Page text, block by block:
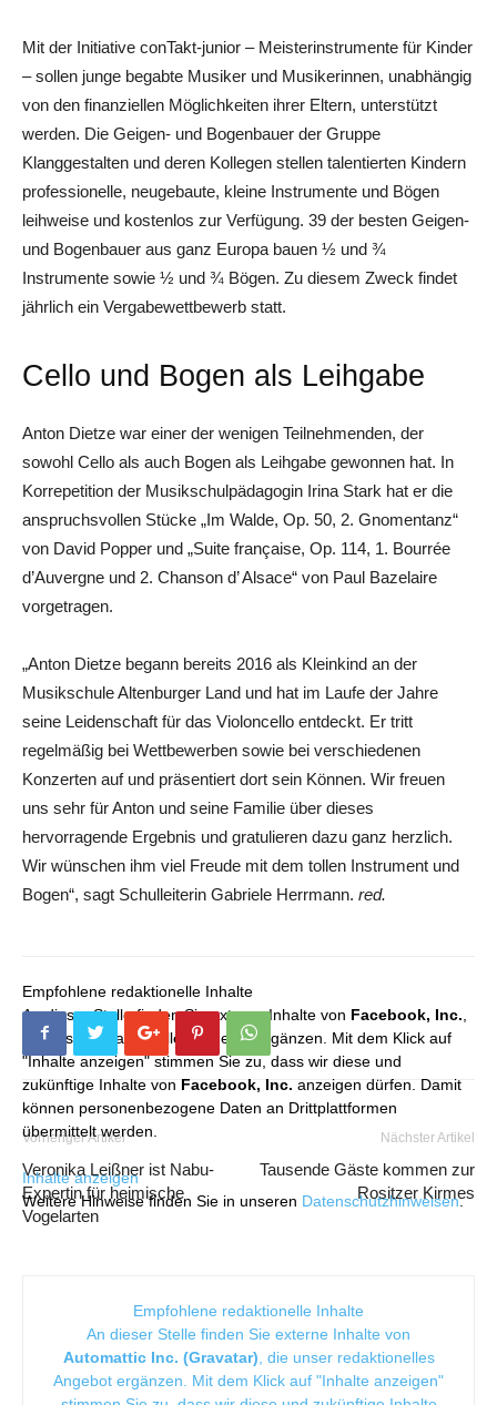
Mit der Initiative conTakt-junior – Meisterinstrumente für Kinder
– sollen junge begabte Musiker und Musikerinnen, unabhängig
von den finanziellen Möglichkeiten ihrer Eltern, unterstützt
werden. Die Geigen- und Bogenbauer der Gruppe
Klanggestalten und deren Kollegen stellen talentierten Kindern
professionelle, neugebaute, kleine Instrumente und Bögen
leihweise und kostenlos zur Verfügung. 39 der besten Geigen-
und Bogenbauer aus ganz Europa bauen ½ und ¾
Instrumente sowie ½ und ¾ Bögen. Zu diesem Zweck findet
jährlich ein Vergabewettbewerb statt.
Cello und Bogen als Leihgabe
Anton Dietze war einer der wenigen Teilnehmenden, der
sowohl Cello als auch Bogen als Leihgabe gewonnen hat. In
Korrepetition der Musikschulpädagogin Irina Stark hat er die
anspruchsvollen Stücke „Im Walde, Op. 50, 2. Gnomentanz“
von David Popper und „Suite française, Op. 114, 1. Bourrée
d’Auvergne und 2. Chanson d’ Alsace“ von Paul Bazelaire
vorgetragen.
„Anton Dietze begann bereits 2016 als Kleinkind an der
Musikschule Altenburger Land und hat im Laufe der Jahre
seine Leidenschaft für das Violoncello entdeckt. Er tritt
regelmäßig bei Wettbewerben sowie bei verschiedenen
Konzerten auf und präsentiert dort sein Können. Wir freuen
uns sehr für Anton und seine Familie über dieses
hervorragende Ergebnis und gratulieren dazu ganz herzlich.
Wir wünschen ihm viel Freude mit dem tollen Instrument und
Bogen“, sagt Schulleiterin Gabriele Herrmann. red.
Empfohlene redaktionelle Inhalte
An dieser Stelle finden Sie externe Inhalte von Facebook, Inc.
die unser redaktionelles Angebot ergänzen. Mit dem Klick auf
"Inhalte anzeigen" stimmen Sie zu, dass wir diese und
zukünftige Inhalte von Facebook, Inc. anzeigen dürfen. Damit
können personenbezogene Daten an Drittplattformen
übermittelt werden.
Inhalte anzeigen
Weitere Hinweise finden Sie in unseren Datenschutzhinweisen.
Vorheriger Artikel
Veronika Leißner ist Nabu-
Expertin für heimische
Vogelarten
Nächster Artikel
Tausende Gäste kommen zur
Rositzer Kirmes
Empfohlene redaktionelle Inhalte
An dieser Stelle finden Sie externe Inhalte von
Automattic Inc. (Gravatar) , die unser redaktionelles
Angebot ergänzen. Mit dem Klick auf "Inhalte anzeigen"